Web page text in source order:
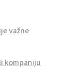
važne
kompaniju